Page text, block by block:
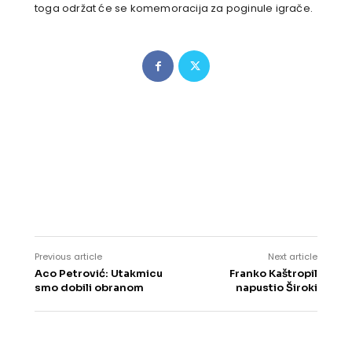
toga održat će se komemoracija za poginule igrače.
Previous article
Aco Petrović: Utakmicu
smo dobili obranom
Next article
Franko Kaštropil
napustio Široki